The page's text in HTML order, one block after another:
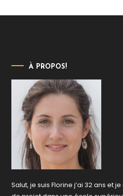
À PROPOS!
Salut, je suis Florine j’ai 32 ans et